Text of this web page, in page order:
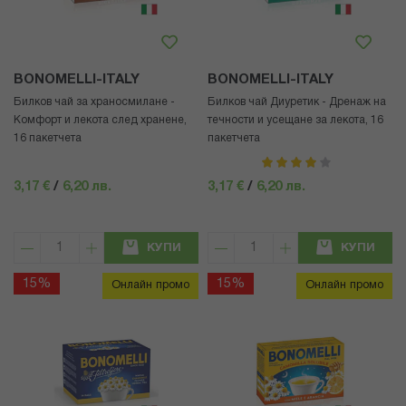
BONOMELLI-ITALY
Билков чай за храносмилане -
Комфорт и лекота след хранене,
16 пакетчета
3,17 € / 6,20 лв.
КУПИ
BONOMELLI-ITALY
Билков чай Диуретик - Дренаж на
течности и усещане за лекота, 16
пакетчета
рейтинг:
3,17 € / 6,20 лв.
КУПИ
15% Онлайн промо 15% Онлайн промо